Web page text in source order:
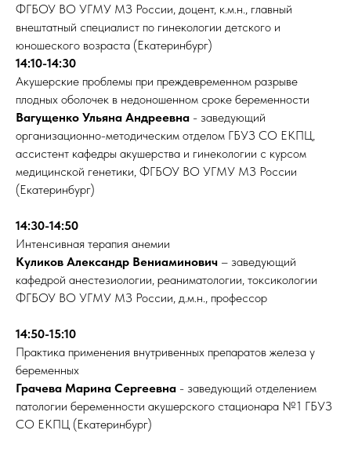
ФГБОУ ВО УГМУ МЗ России, доцент, к.м.н., главный
внештатный специалист по гинекологии детского и
юношеского возраста (Екатеринбург)
14:10-14:30
Акушерские проблемы при преждевременном разрыве
плодных оболочек в недоношенном сроке беременности
Вагущенко Ульяна Андреевна - заведующий
организационно-методическим отделом ГБУЗ СО ЕКПЦ,
ассистент кафедры акушерства и гинекологии с курсом
медицинской генетики, ФГБОУ ВО УГМУ МЗ России
(Екатеринбург)
14:30-14:50
Интенсивная терапия анемии
Куликов Александр Вениаминович – заведующий
кафедрой анестезиологии, реаниматологии, токсикологии
ФГБОУ ВО УГМУ МЗ России, д.м.н., профессор
14:50-15:10
Практика применения внутривенных препаратов железа у
беременных
Грачева Марина Сергеевна - заведующий отделением
патологии беременности акушерского стационара №1 ГБУЗ
СО ЕКПЦ (Екатеринбург)